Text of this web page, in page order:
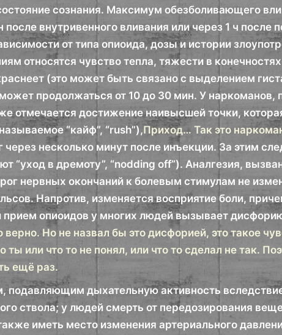
сознания. Максимум обезболивающего
внутривенного вливания или через 1 ч после
от типа опиоида, дозы и истории
относятся чувство тепла, тяжести в
(это может быть связано с выделением
продолжаться от 10 до 30 мин. У наркоманов,
отмечается достижение наивысшей точки,
“кайф”, “rush”),Приход… Так это
через несколько минут после инъекции. За этим
“уход в дремоту”, “nodding off”). Аналгезия,
нервных окончаний к болевым стимулам не
Напротив, изменяется восприятие боли,
опиоидов у многих людей вызывает
Но не назвал бы это дисфорией, это такое
или что то не понял, или что то сделал не так.
ещё раз.
подавляющим дыхательную активность
ствола; у людей смерть от передозирования
иметь место изменения артериального